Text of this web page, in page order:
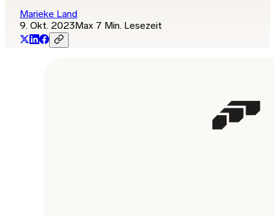
Marieke Land
9. Okt. 2023Max 7 Min. Lesezeit